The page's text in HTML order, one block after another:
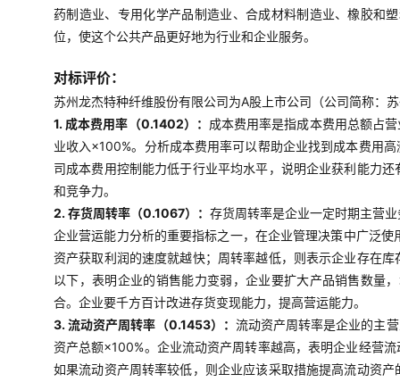
药制造业、专用化学产品制造业、合成材料制造业、橡胶和
位，使这个公共产品更好地为行业和企业服务。
对标评价：
苏州龙杰特种纤维股份有限公司为A股上市公司（公司简称：
1. 成本费用率（0.1402）： 成本费用率是指成本费用总额占
业收入×100%。分析成本费用率可以帮助企业找到成本费用
司成本费用控制能力低于行业平均水平，说明企业获利能力
和竞争力。
2. 存货周转率（0.1067）：存货周转率是企业一定时期主营
企业营运能力分析的重要指标之一，在企业管理决策中广泛
资产获取利润的速度就越快；周转率越低，则表示企业存在
以下，表明企业的销售能力变弱，企业要扩大产品销售数量
合。企业要千方百计改进存货变现能力，提高营运能力。
3. 流动资产周转率（0.1453）： 流动资产周转率是企业的主
资产总额×100%。企业流动资产周转率越高，表明企业经营
如果流动资产周转率较低，则企业应该采取措施提高流动资